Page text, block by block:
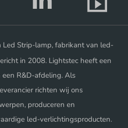
Led Strip-lamp, fabrikant van led-
in 2008. Lightstec heeft een
R&D-afdeling. Als
richten wij ons
produceren en
led-verlichtingsproducten.